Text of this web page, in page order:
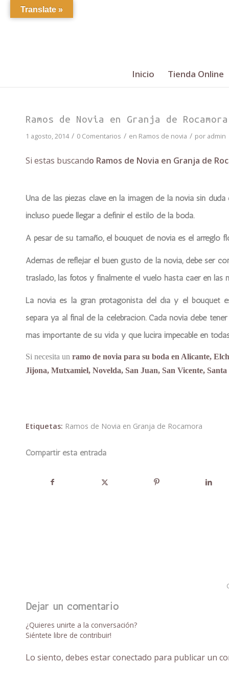
Inicio Tienda Online
Ramos de Novia en Granja de Rocamora
1 agosto, 2014 / 0 Comentarios / en Ramos de novia / por admin
Si estas buscando Ramos de Novia en Granja de
Una de las piezas clave en la imagen de la novia sin
incluso puede llegar a definir el estilo de la boda.
A pesar de su tamaño, el bouquet de novia es el arreglo
Además de reflejar el buen gusto de la novia, debe ser
traslado, las fotos y finalmente el vuelo hasta caer en las
La novia es la gran protagonista del día y el bouquet
separa ya al final de la celebración. Cada novia debe
más importante de su vida y que lucirá impecable en
Si necesita un ramo de novia para su boda en Alicante,
Jijona, Mutxamiel, Novelda, San Juan, San Vicente,
Etiquetas: Ramos de Novia en Granja de Rocamora
Compartir esta entrada
Dejar un comentario
¿Quieres unirte a la conversación?
Siéntete libre de contribuir!
Lo siento, debes estarconectado para publicar un
Translate »